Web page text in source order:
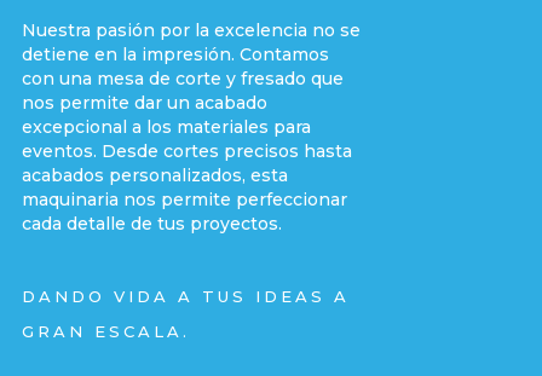
Nuestra pasión por la excelencia no se
detiene en la impresión. Contamos
con una mesa de corte y fresado que
nos permite dar un acabado
excepcional a los materiales para
eventos. Desde cortes precisos hasta
acabados personalizados, esta
maquinaria nos permite perfeccionar
cada detalle de tus proyectos.
DANDO VIDA A TUS IDEAS A
GRAN ESCALA.